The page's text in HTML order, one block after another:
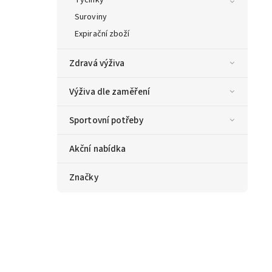
Suroviny
Expirační zboží
Zdravá výživa
Výživa dle zaměření
Sportovní potřeby
Akční nabídka
Značky